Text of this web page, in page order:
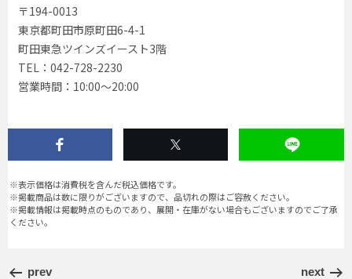
〒194-0013
東京都町田市原町田6-4-1
町田東急ツインズイースト3階
TEL：042-728-2230
営業時間：10:00〜20:00
※表示価格は消費税を含んだ税込価格です。
※掲載商品は数に限りがございますので、品切れの際はご容赦ください。
※掲載情報は掲載時点のものであり、展開・在庫がない場合もございますのでご了承
ください。
prev next